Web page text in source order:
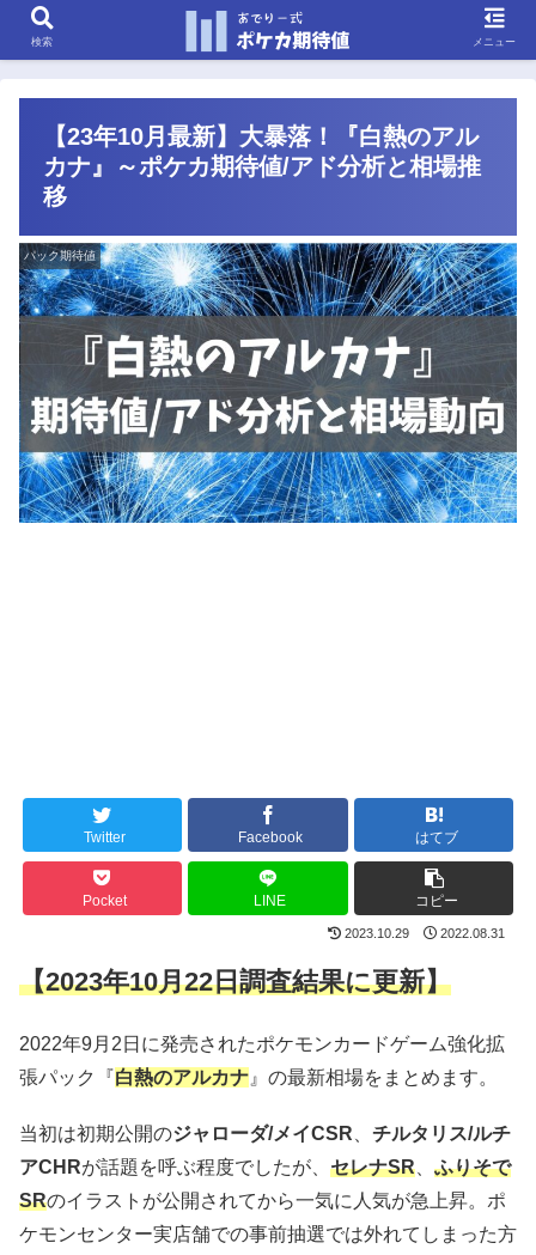
【23年10月最新】大暴落！『白熱のアル
カナ』～ポケカ期待値/アド分析と相場推
移
パック期待値
Twitter Facebook はてブ
Pocket LINE コピー
2023.10.29 2022.08.31
【2023年10月22日調査結果に更新】
2022年9月2日に発売されたポケモンカードゲーム強化拡
張パック『白熱のアルカナ 』の最新相場をまとめます。
当初は初期公開のジャローダ/メイCSR
チルタリス/ルチ
アCHRが話題を呼ぶ程度でしたが、 セレナSR
ふりそで
SRのイラストが公開されてから一気に人気が急上昇。ポ
ケモンセンター実店舗での事前抽選では外れてしまった方
検索 メニュー